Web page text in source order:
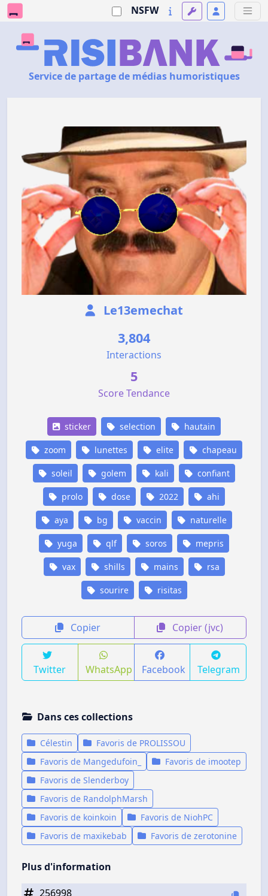
NSFW
Service de partage de médias humoristiques
Le13emechat
3,804
Interactions
5
Score Tendance
sticker selection hautain
zoom lunettes elite chapeau
soleil golem kali confiant
prolo dose 2022 ahi
aya bg vaccin naturelle
yuga qlf soros mepris
vax shills mains rsa
sourire risitas
Copier Copier (jvc)
Twitter WhatsApp Facebook Telegram
Dans ces collections
Célestin
Favoris de PROLISSOU
Favoris de Mangedufoin_
Favoris de imootep
Favoris de Slenderboy
Favoris de RandolphMarsh
Favoris de koinkoin
Favoris de NiohPC
Favoris de maxikebab
Favoris de zerotonine
Plus d'information
256998